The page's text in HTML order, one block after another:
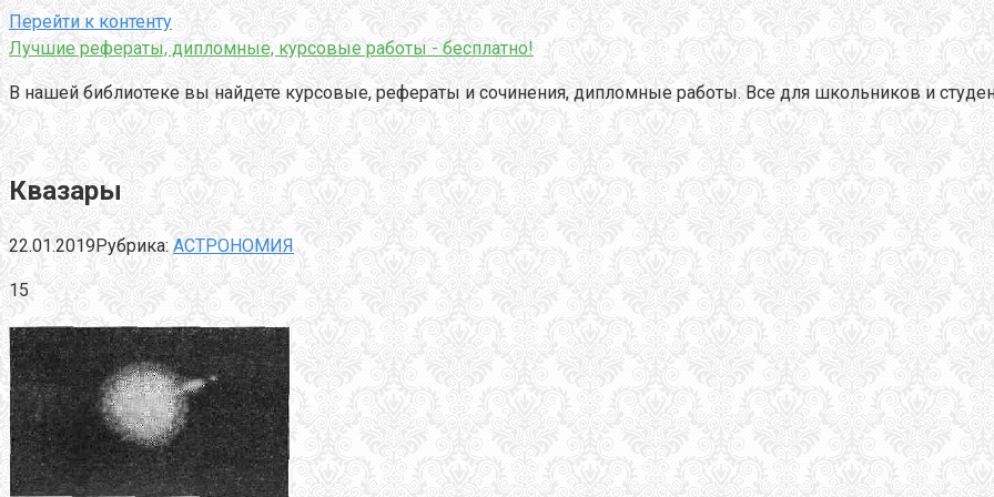
Перейти к контенту
Лучшие рефераты, дипломные, курсовые работы - бесплатно!
В нашей библиотеке вы найдете курсовые, рефераты и сочинения, дипломные работы. Все для школьников и
Квазары
22.01.2019Рубрика: АСТРОНОМИЯ
15